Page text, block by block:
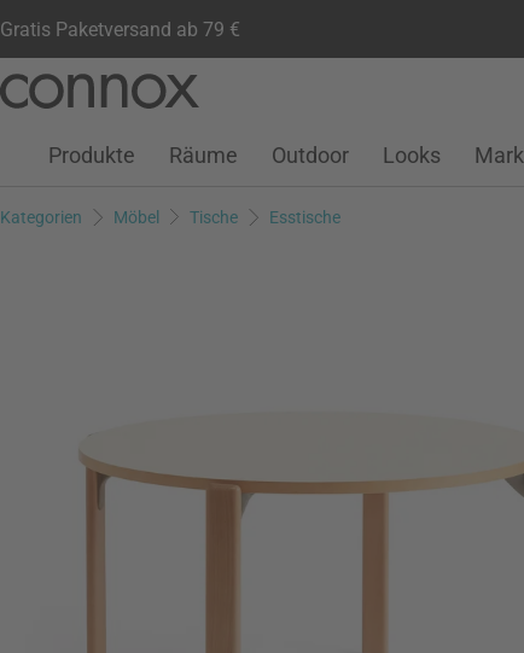
Gratis Paketversand ab 79 €
Seiteninhalt
Suchfeld
Kundenkonto
Wunschliste
Warenkorb
Produkte Räume Outdoor Looks
Kategorien Möbel Tische Esstische